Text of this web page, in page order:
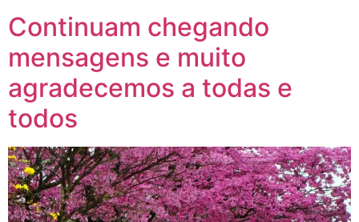
Continuam chegando
mensagens e muito
agradecemos a todas e
todos